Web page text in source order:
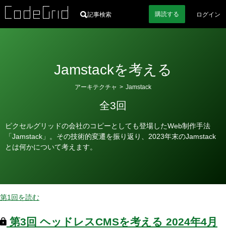
記事検索 購読する ログイン
Jamstackを考える
ー
アーキテクチャ > Jamstack
全3回
ピクセルグリッドの会社のコピーとしても登場したWeb制作手法
「Jamstack」。その技術的変遷を振り返り、2023年末のJamstack
とは何かについて考えます。
第1回を読む
第3回 ヘッドレスCMSを考える 2024年4月